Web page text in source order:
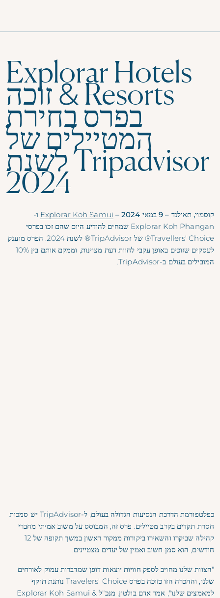
Explorar Hotels
& Resorts זוכה
בפרס בחירת
המטיילים של
Tripadvisor לשנת
2024
קוסמוי, תאילנד – 9 במאי 2024 – Explorar Koh Samui ו-
Explorar Koh Phangan שמחים להודיע היום שהם זכו בפרסי
Travellers' Choice® של TripAdvisor® לשנת 2024. הפרס מוענק
לעסקים שזוכים באופן עקבי לחוות דעת מצוינות, וממקם אותם בין 10%
המובילים בעולם ב-TripAdvisor.
כפלטפורמת הדרכת הנסיעות הגדולה בעולם, ל-TripAdvisor יש סמכות
חסרת תקדים בקרב מטיילים. פרס זה, המבוסס על משוב אמיתי מחברי
קהילה שביקרו והשאירו ביקורות ממקור ראשון במשך תקופה של 12
חודשים, הוא סמן חשוב ואמין של יעדים מצטיינים.
"הצוות שלנו מחויב לספק חוויות יוצאות דופן שמדברות עמוק לאורחים
שלנו, וההכרה הזו כזוכה בפרס Travelers' Choice נותנת תוקף
למאמצים שלנו", אמר אדם בולטון, מנכ"ל Explorar Koh Samui &